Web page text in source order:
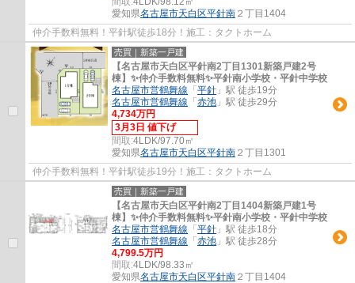
愛知県名古屋市天白区平針南 ２丁目1404
仲介手数料無料！平針駅徒歩18分！施工：タクトホーム
売買｜新築一戸建
【名古屋市天白区平針南2丁目1301新築戸建2号
棟】✨️仲介手数料無料✨️平針南小学校・平針中学校
名古屋市営鶴舞線 「 平針 」駅 徒歩19分
名古屋市営鶴舞線 「 赤池 」駅 徒歩29分
4,734万円
3月3日 値下げ
間取:4LDK/97.70㎡
愛知県名古屋市天白区平針南 ２丁目1301
仲介手数料無料！平針駅徒歩19分！施工：タクトホーム
売買｜新築一戸建
【名古屋市天白区平針南2丁目1404新築戸建1号
棟】✨️仲介手数料無料✨️平針南小学校・平針中学校
名古屋市営鶴舞線 「 平針 」駅 徒歩18分
名古屋市営鶴舞線 「 赤池 」駅 徒歩28分
4,799.5万円
間取:4LDK/98.33㎡
愛知県名古屋市天白区平針南 ２丁目1404